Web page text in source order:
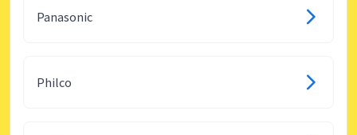
Panasonic
Philco